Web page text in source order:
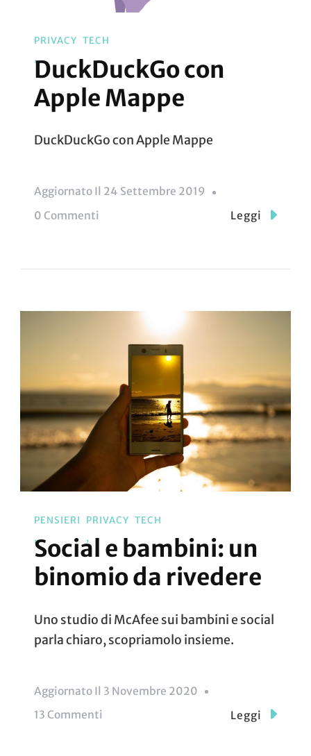
PRIVACY TECH
DuckDuckGo con
Apple Mappe
DuckDuckGo con Apple Mappe
Aggiornato Il 24 Settembre 2019
0 Commenti
Leggi
PENSIERI PRIVACY TECH
Social e bambini: un
binomio da rivedere
Uno studio di McAfee sui bambini e social
parla chiaro, scopriamolo insieme.
Aggiornato Il 3 Novembre 2020
13 Commenti
Leggi